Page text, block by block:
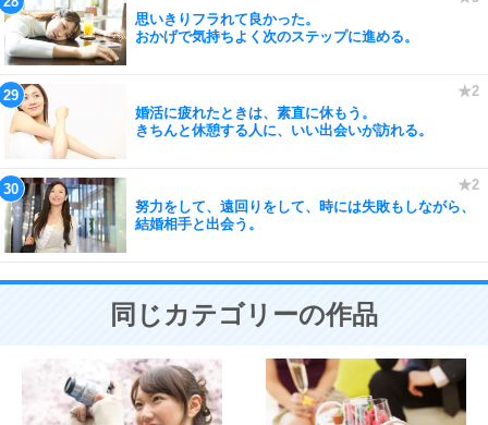
思いきりフラれて良かった。
おかげで気持ちよく次のステップに進める。
婚活に疲れたときは、素直に休もう。
きちんと休憩する人に、いい出会いが訪れる。
努力をして、遠回りをして、時には失敗もしながら、
結婚相手と出会う。
同じカテゴリーの作品